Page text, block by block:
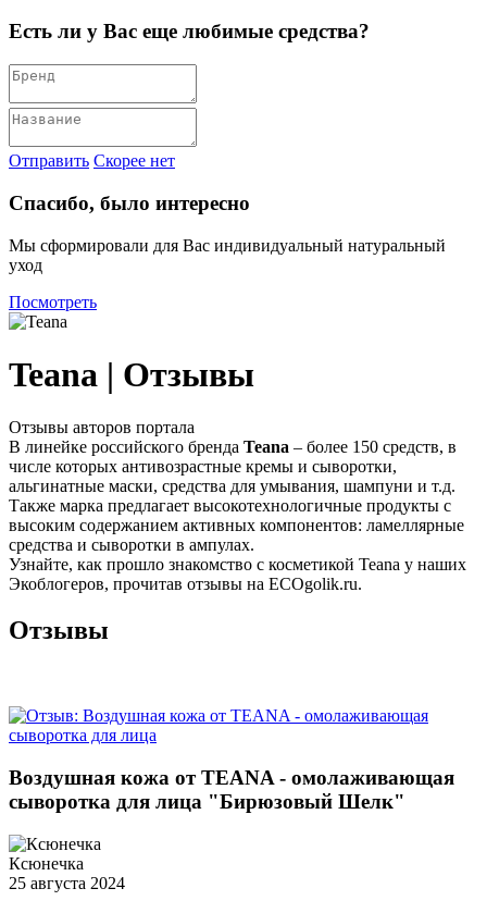
Есть ли у Вас еще любимые средства?
Отправить Скорее нет
Спасибо, было интересно
Мы сформировали для Вас индивидуальный натуральный
уход
Посмотреть
Teana | Отзывы
Отзывы авторов портала
В линейке российского бренда Teana – более 150 средств, в
числе которых антивозрастные кремы и сыворотки,
альгинатные маски, средства для умывания, шампуни и т.д.
Также марка предлагает высокотехнологичные продукты с
высоким содержанием активных компонентов: ламеллярные
средства и сыворотки в ампулах.
Узнайте, как прошло знакомство с косметикой Teana у наших
Экоблогеров, прочитав отзывы на ECOgolik.ru.
Отзывы
Воздушная кожа от TEANA - омолаживающая
сыворотка для лица "Бирюзовый Шелк"
Ксюнечка
25 августа 2024